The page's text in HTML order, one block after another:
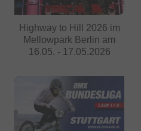
Highway to Hill 2026 im
Mellowpark Berlin am
16.05. - 17.05.2026